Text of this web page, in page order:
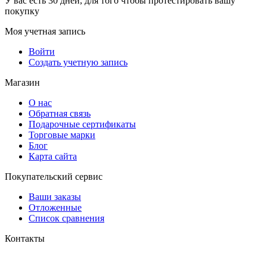
покупку
Моя учетная запись
Войти
Создать учетную запись
Магазин
О нас
Обратная связь
Подарочные сертификаты
Торговые марки
Блог
Карта сайта
Покупательский сервис
Ваши заказы
Отложенные
Список сравнения
Контакты